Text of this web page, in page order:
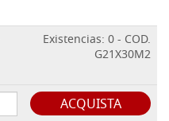
Existencias: 0 - COD.
G21X30M2
ACQUISTA